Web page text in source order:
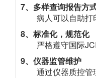
7、多样查询报告方
病人可以自助
8、标准化，规范化
严格遵守国际
9、仪器监管维护
通过仪器质控管